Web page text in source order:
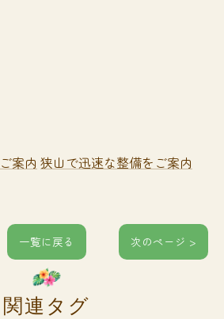
案内 狭山で迅速な整備をご案内
一覧に戻る 次のページ >
関連タグ